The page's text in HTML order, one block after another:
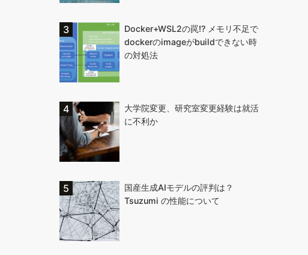
Docker+WSL2の罠!? メモリ不足で
dockerのimageがbuildできない時
の対処法
大学院変更、研究室変更経験は就活
に不利か
国産生成AIモデルの評判は？
Tsuzumi の性能について